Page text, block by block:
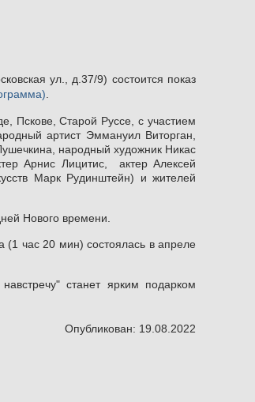
ул., д.37/9) состоится показ
)
Пскове, Старой Руссе, с участием
артист Эммануил Виторган,
народный художник Никас
Арнис Лицитис, актер Алексей
Марк Рудинштейн) и жителей
Нового времени.
час 20 мин) состоялась в апреле
станет ярким подарком
Опубликован: 19.08.2022